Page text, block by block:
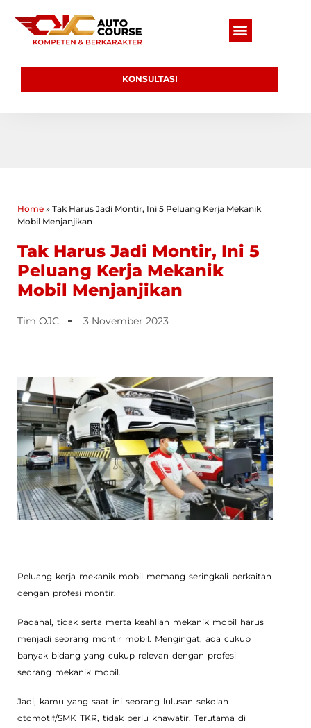
KONSULTASI
Home » Tak Harus Jadi Montir, Ini 5 Peluang Kerja Mekanik
Mobil Menjanjikan
Tak Harus Jadi Montir, Ini 5
Peluang Kerja Mekanik
Mobil Menjanjikan
Tim OJC 3 November 2023
Peluang kerja mekanik mobil memang seringkali berkaitan
dengan profesi montir.
Padahal, tidak serta merta keahlian mekanik mobil harus
menjadi seorang montir mobil. Mengingat, ada cukup
banyak bidang yang cukup relevan dengan profesi
seorang mekanik mobil.
Jadi, kamu yang saat ini seorang lulusan sekolah
otomotif/SMK TKR, tidak perlu khawatir. Terutama di